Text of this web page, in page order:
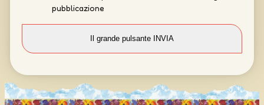
pubblicazione